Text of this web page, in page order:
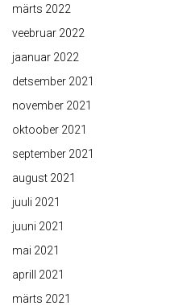
märts 2022
veebruar 2022
jaanuar 2022
detsember 2021
november 2021
oktoober 2021
september 2021
august 2021
juuli 2021
juuni 2021
mai 2021
aprill 2021
märts 2021